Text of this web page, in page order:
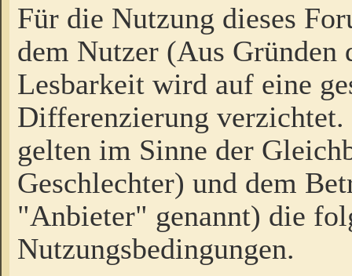
Für die Nutzung dieses
dem Nutzer (Aus Gründen
Lesbarkeit wird auf eine
Differenzierung
gelten im Sinne der
Geschlechter) und dem
"Anbieter" genannt) die
Nutzungsbedingungen.